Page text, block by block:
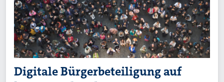
Digitale Bürgerbeteiligung auf